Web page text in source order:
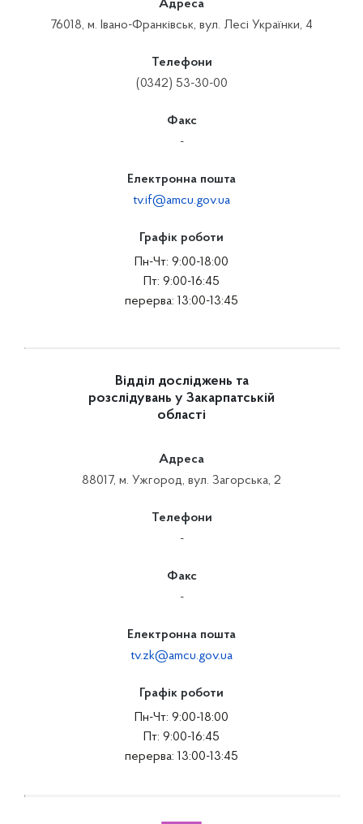
Адреса
76018, м. Івано-Франківськ, вул. Лесі Українки, 4
Телефони
(0342) 53-30-00
Факс
-
Електронна пошта
tv.if@amcu.gov.ua
Графік роботи
Пн-Чт: 9:00-18:00
Пт: 9:00-16:45
перерва: 13:00-13:45
Відділ досліджень та
розслідувань у Закарпатській
області
Адреса
88017, м. Ужгород, вул. Загорська, 2
Телефони
-
Факс
-
Електронна пошта
tv.zk@amcu.gov.ua
Графік роботи
Пн-Чт: 9:00-18:00
Пт: 9:00-16:45
перерва: 13:00-13:45